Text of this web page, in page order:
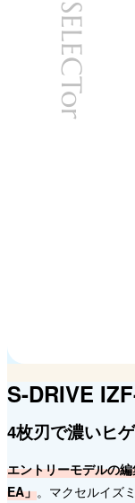
SELECTor
S-DRIVE
4枚刃で濃いヒ
エントリーモデルの
EA」。マクセルイズ